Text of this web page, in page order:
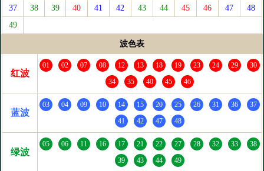
37
38 39 40 41 42 43 44 45 46 47
48
49
波色表
红波
01 02 07 08 12 13 18 19 23 24 29
30
34
35 40 45 46
蓝波
03 04 09 10 14 15 20 25 26 31 36
37
41
42 47 48
绿波
05 06 11 16 17 21 22 27 28 32 33
38
39
43 44 49